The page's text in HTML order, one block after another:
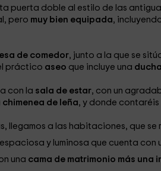
puerta doble al estilo de las
pero muy bien equipada,
de comedor, junto a la que se
práctico aseo que incluye una ducha
con la sala de estar, con un
chimenea de leña, y donde
llegamos a las habitaciones, que se
espaciosa y luminosa que cuenta con
una cama de matrimonio más una